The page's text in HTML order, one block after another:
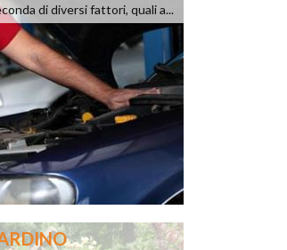
di diversi fattori, quali a...